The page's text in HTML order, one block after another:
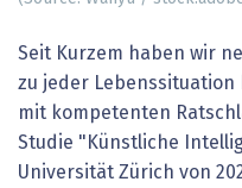
Seit Kurzem haben wir
zu jeder
mit kompetenten
Studie "Künstliche
Universität Zürich von